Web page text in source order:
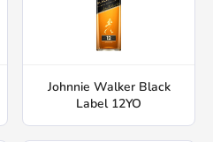
Johnnie Walker Black
Label 12YO